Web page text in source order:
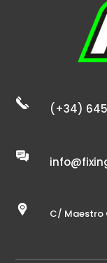
(+34) 645
C/ Maestro